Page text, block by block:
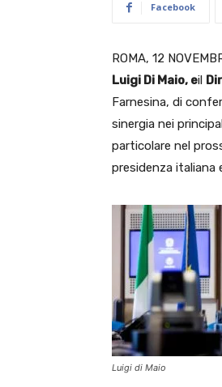
Facebook
ROMA, 12
Luigi Di Maio, eil
Farnesina, di
sinergia nei
particolare nel
presidenza italiana
Luigi di Maio